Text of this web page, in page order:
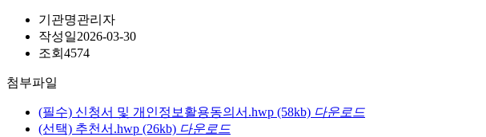
기관명관리자
작성일2026-03-30
조회 4574
첨부파일
(필수) 신청서 및 개인정보활용동의서.hwp (58kb) 다운로드
(선택) 추천서.hwp (26kb) 다운로드